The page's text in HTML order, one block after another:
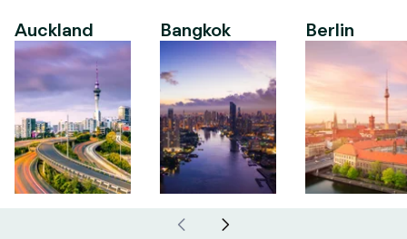
Auckland Bangkok Berlin